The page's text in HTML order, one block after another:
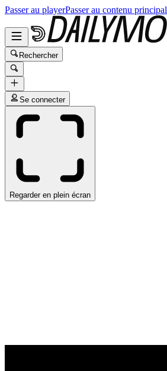
Passer au playerPasser au contenu principal
Rechercher
Se connecter
Regarder en plein écran